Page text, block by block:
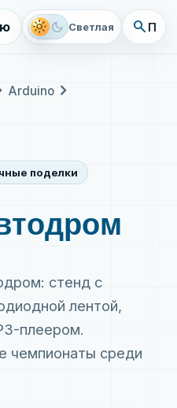
light_mode dark_mode Светлая search
Arduino chevron_right
поделки
стенд с
лентой,
плеером.
чемпионаты среди